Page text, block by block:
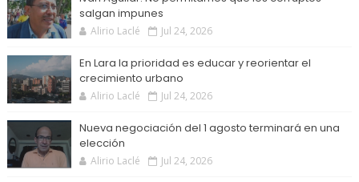
salgan impunes
Alirio Laclé Jul 24, 2026
En Lara la prioridad es educar y reorientar el
crecimiento urbano
Alirio Laclé Jul 24, 2026
Nueva negociación del 1 agosto terminará en una
elección
Alirio Laclé Jul 24, 2026